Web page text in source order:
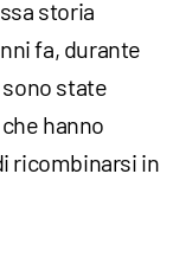
storia
fa, durante
sono state
hanno
ricombinarsi in